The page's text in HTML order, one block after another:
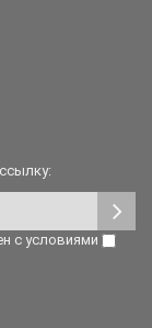
с условиями